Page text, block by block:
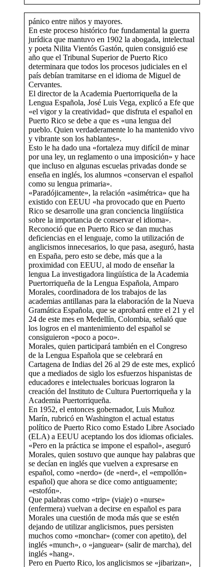
SIRIA
SYRIA (ENGLISH)
pánico entre niños y mayores.
En este proceso histórico fue fundamental la guerra
jurídica que mantuvo en 1902 la abogada, intelectual
y poeta Nilita Vientós Gastón, quien consiguió ese
año que el Tribunal Superior de Puerto Rico
determinara que todos los procesos judiciales en el
país debían tramitarse en el idioma de Miguel de
Cervantes.
El director de la Academia Puertorriqueña de la
Lengua Española, José Luis Vega, explicó a Efe que
«el vigor y la creatividad» que disfruta el español en
Puerto Rico se debe a que es «una lengua del
pueblo. Quien verdaderamente lo ha mantenido vivo
y vibrante son los hablantes».
Esto le ha dado una «fortaleza muy difícil de minar
por una ley, un reglamento o una imposición» y hace
que incluso en algunas escuelas privadas donde se
enseña en inglés, los alumnos «conservan el español
como su lengua primaria».
«Paradójicamente», la relación «asimétrica» que ha
existido con EEUU «ha provocado que en Puerto
Rico se desarrolle una gran conciencia lingüística
sobre la importancia de conservar el idioma».
Reconoció que en Puerto Rico se dan muchas
deficiencias en el lenguaje, como la utilización de
anglicismos innecesarios, lo que pasa, aseguró, hasta
en España, pero esto se debe, más que a la
proximidad con EEUU, al modo de enseñar la
lengua La investigadora lingüística de la Academia
Puertorriqueña de la Lengua Española, Amparo
Morales, coordinadora de los trabajos de las
academias antillanas para la elaboración de la Nueva
Gramática Española, que se aprobará entre el 21 y el
24 de este mes en Medellín, Colombia, señaló que
los logros en el mantenimiento del español se
consiguieron «poco a poco».
Morales, quien participará también en el Congreso
de la Lengua Española que se celebrará en
Cartagena de Indias del 26 al 29 de este mes, explicó
que a mediados de siglo los esfuerzos hispanistas de
educadores e intelectuales boricuas lograron la
creación del Instituto de Cultura Puertorriqueña y la
Academia Puertorriqueña.
En 1952, el entonces gobernador, Luis Muñoz
Marín, rubricó en Washington el actual estatus
político de Puerto Rico como Estado Libre Asociado
(ELA) a EEUU aceptando los dos idiomas oficiales.
«Pero en la práctica se impone el español», aseguró
Morales, quien sostuvo que aunque hay palabras que
se decían en inglés que vuelven a expresarse en
español, como «nerdo» (de «nerd», el «empollón»
español) que ahora se dice como antiguamente;
«estofón».
Que palabras como «trip» (viaje) o «nurse»
(enfermera) vuelvan a decirse en español es para
Morales una cuestión de moda más que se estén
dejando de utilizar anglicismos, pues persisten
muchos como «monchar» (comer con apetito), del
inglés «munch», o «janguear» (salir de marcha), del
inglés «hang».
Pero en Puerto Rico, los anglicismos se «jibarizan»,